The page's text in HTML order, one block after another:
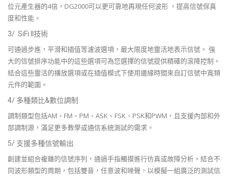
位元產生器的4倍，DG2000可以更可靠地再現任何波形 ，提高信號保真
度和性能。
3/ SiFi II技術
可通過步進，平滑和插值等濾波選項，最大限度地靈活地表示信號。 強
大的信號排序功能中的這些選項可為您選擇的信號提供精確的滾降控制。
結合這些靈活的播放選項或在插值模式下使用邊緣時間來自訂信號中寬頻
元件的範圍。
4/ 多種類比&數位調制
調制類型包括AM、FM、PM、ASK、FSK、PSK和PWM，且支援內部和外
部調制源，滿足更多教學或通信系統測試的需求。
5/ 支援多種信號輸出
創建並組合複雜的信號序列，通過手指觸摸進行仿真或故障分析。結合不
同波形類型的周期，包括雙音，任意波和噪聲，以模擬一組廣泛的測試信